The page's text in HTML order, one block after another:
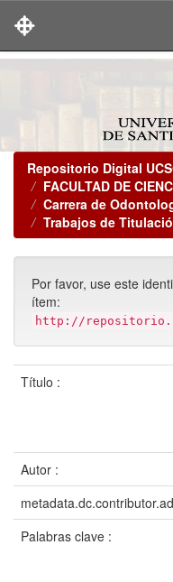
Repositorio Digital
FACULTAD DE
Carrera de
Trabajos de
Por favor, use este
ítem:
http://
Título :
Autor :
Palabras clave :